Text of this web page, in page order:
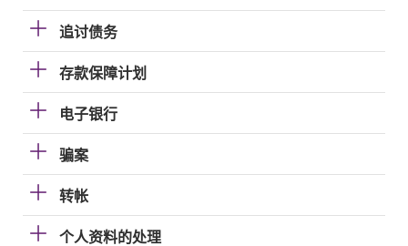
追讨债务
存款保障计划
电子银行
骗案
转帐
个人资料的处理